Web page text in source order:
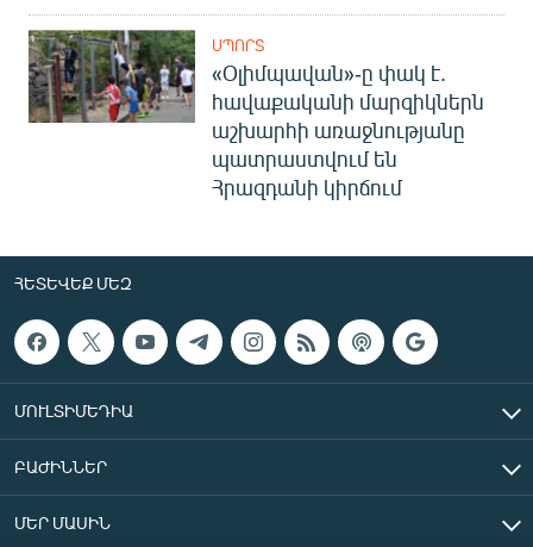
ՍՊՈՐՏ
«Օլիմպավան»-ը փակ է.
հավաքականի մարզիկներն
աշխարհի առաջնությանը
պատրաստվում են
Հրազդանի կիրճում
ՀԵՏԵՎԵՔ ՄԵԶ
ՄՈՒԼՏԻՄԵԴԻԱ
ԲԱԺԻՆՆԵՐ
ՄԵՐ ՄԱՍԻՆ